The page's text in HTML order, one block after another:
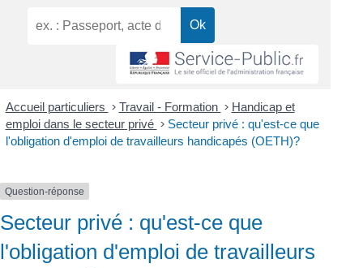
Accueil particuliers > Travail - Formation > Handicap et
emploi dans le secteur privé > Secteur privé : qu'est-ce que
l'obligation d'emploi de travailleurs handicapés (OETH)?
Question-réponse
Secteur privé : qu'est-ce que
l'obligation d'emploi de travailleurs